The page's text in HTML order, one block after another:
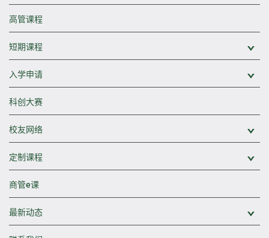
高管课程
短期课程
入学申请
科创大赛
校友网络
定制课程
商管e课
最新动态